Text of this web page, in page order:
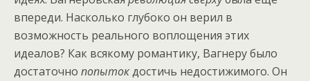
впереди. Насколько глубоко он верил в
возможность реального воплощения этих
идеалов? Как всякому романтику, Вагнеру было
достаточно попытокдостичь недостижимого. Он